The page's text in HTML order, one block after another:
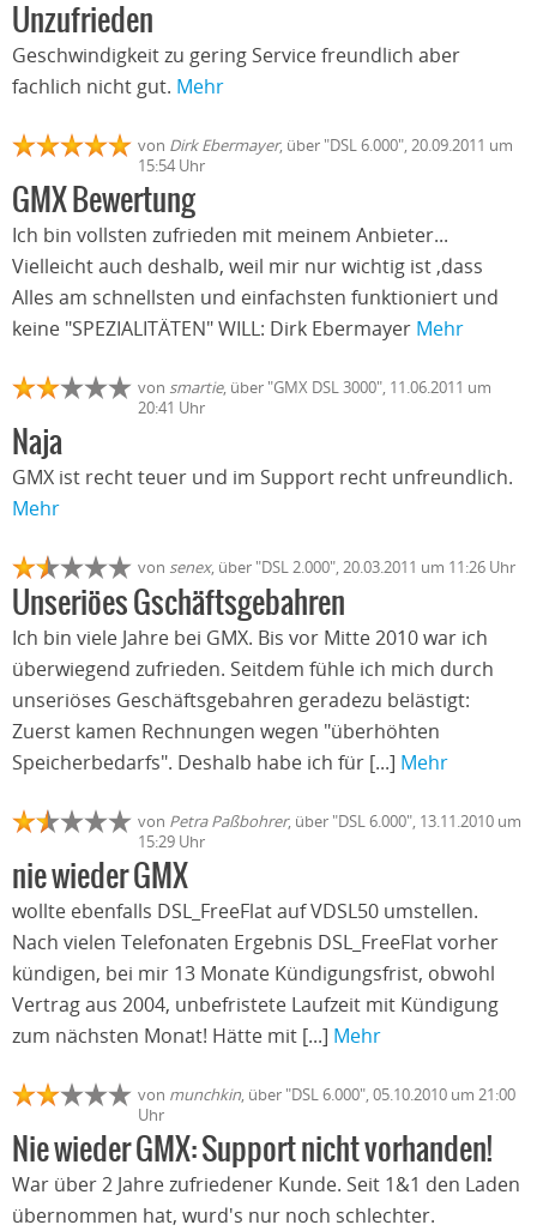
Unzufrieden
Geschwindigkeit zu gering Service freundlich aber
fachlich nicht gut. Mehr
von Dirk Ebermayer, über "DSL 6.000", 20.09.2011 um
15:54 Uhr
GMX Bewertung
Ich bin vollsten zufrieden mit meinem Anbieter...
Vielleicht auch deshalb, weil mir nur wichtig ist ,dass
Alles am schnellsten und einfachsten funktioniert und
keine "SPEZIALITÄTEN" WILL: Dirk Ebermayer Mehr
von smartie, über "GMX DSL 3000", 11.06.2011 um
20:41 Uhr
Naja
GMX ist recht teuer und im Support recht unfreundlich.
Mehr
von senex, über "DSL 2.000", 20.03.2011 um 11:26 Uhr
Unseriöes Gschäftsgebahren
Ich bin viele Jahre bei GMX. Bis vor Mitte 2010 war ich
überwiegend zufrieden. Seitdem fühle ich mich durch
unseriöses Geschäftsgebahren geradezu belästigt:
Zuerst kamen Rechnungen wegen "überhöhten
Speicherbedarfs". Deshalb habe ich für [...] Mehr
von Petra Paßbohrer, über "DSL 6.000", 13.11.2010 um
15:29 Uhr
nie wieder GMX
wollte ebenfalls DSL_FreeFlat auf VDSL50 umstellen.
Nach vielen Telefonaten Ergebnis DSL_FreeFlat vorher
kündigen, bei mir 13 Monate Kündigungsfrist, obwohl
Vertrag aus 2004, unbefristete Laufzeit mit Kündigung
zum nächsten Monat! Hätte mit [...] Mehr
von munchkin, über "DSL 6.000", 05.10.2010 um 21:00
Uhr
Nie wieder GMX: Support nicht vorhanden!
War über 2 Jahre zufriedener Kunde. Seit 1&1 den Laden
übernommen hat, wurd's nur noch schlechter.